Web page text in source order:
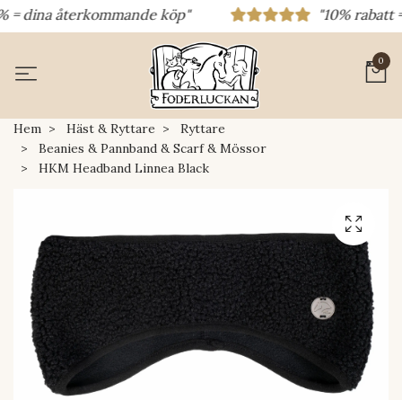
dina återkommande köp" "10% rabatt =
0
Hem Häst & Ryttare
Ryttare
Beanies & Pannband & Scarf & Mössor
HKM Headband Linnea Black